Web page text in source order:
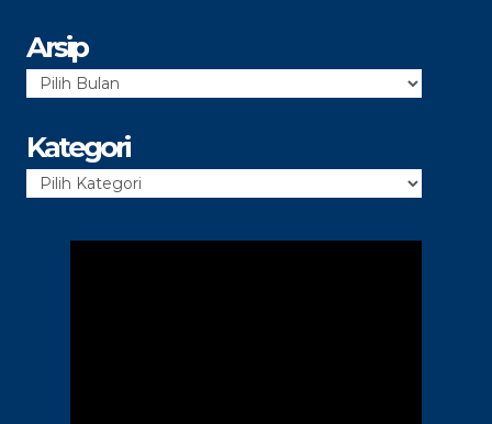
Arsip
Arsip
Kategori
Kategori